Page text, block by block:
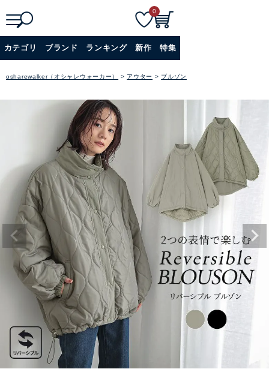
詳細検索
0
カテゴリ ブランド ランキング 新作 特集
osharewalker（オシャレウォーカー） アウター ブルゾン